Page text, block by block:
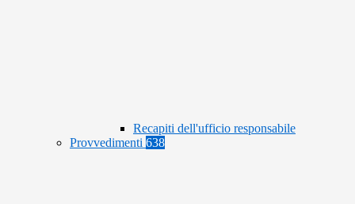
Recapiti dell'ufficio responsabile
Provvedimenti 638